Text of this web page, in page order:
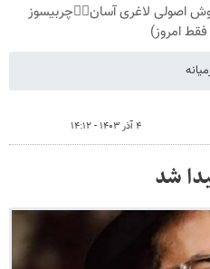
اصولی لاغری آسان👈🏻چربیسوز
امروز)
۴ آذر ۱۴۰۳ - ۱۴:۱۲
شد